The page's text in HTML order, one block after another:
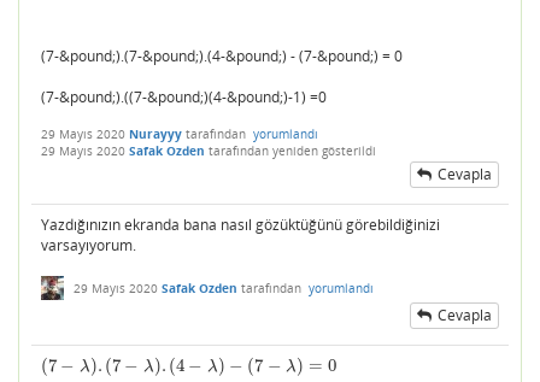
(7-&pound;).(7-&pound;).(4-&pound;) - (7-&pound;) = 0
(7-&pound;).((7-&pound;)(4-&pound;)-1) =0
29 Mayıs 2020 Nurayyy tarafından yorumlandı
29 Mayıs 2020 Safak Ozden tarafından yeniden gösterildi
Cevapla
Yazdığınızın ekranda bana nasıl gözüktüğünü görebildiğinizi
varsayıyorum.
29 Mayıs 2020 Safak Ozden tarafından yorumlandı
Cevapla
(7 − λ). (7 − λ). (4 − λ) − (7 − λ) = 0
(7−λ) (7−λ).( 4− )−(7−λ )=0